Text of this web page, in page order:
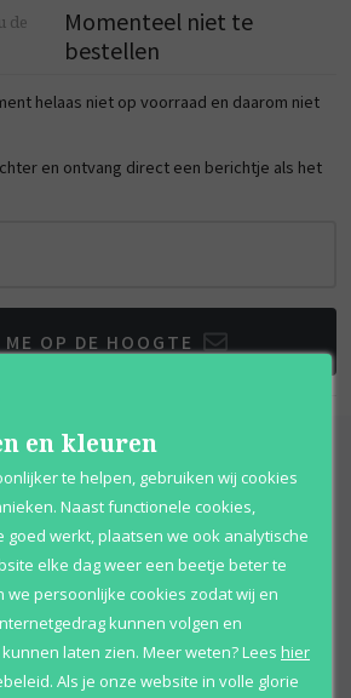
de
Momenteel niet te
bestellen
helaas niet op voorraad en daarom niet
en ontvang direct een berichtje als het
ME OP DE HOOGTE
en kleuren
te helpen, gebruiken wij cookies
Naast functionele cookies,
werkt, plaatsen we ook analytische
elke dag weer een beetje beter te
we persoonlijke cookies zodat wij en
kunnen volgen en
laten zien. Meer weten?Lees hier
Als je onze website in volle glorie